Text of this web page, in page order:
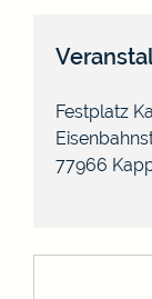
Festplatz
77966